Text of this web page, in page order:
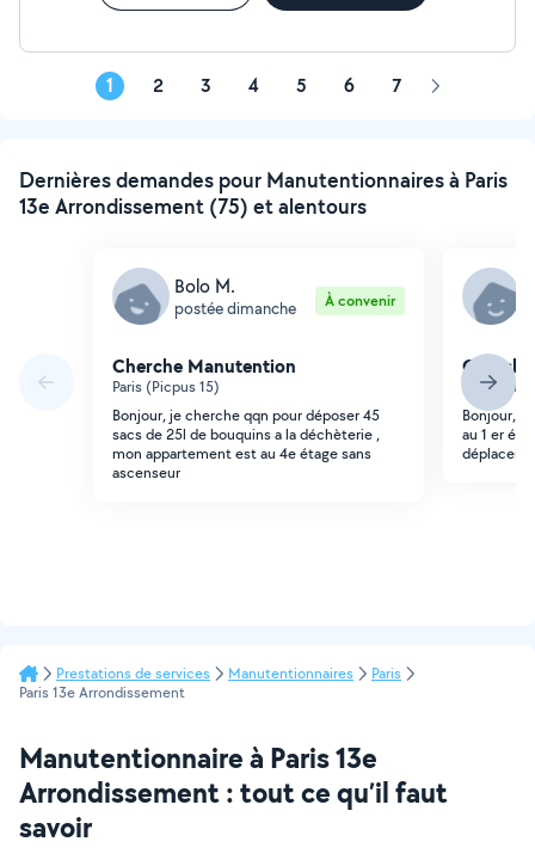
1 2 3 4 5 6 7 Page
Dernières demandes pour Manutentionnaires à Paris
13e Arrondissement (75) et alentours
Bolo M.
postée dimanche À convenir
Cherche Manutention
Paris (Picpus 15)
Bonjour, je cherche qqn pour déposer 45
sacs de 25l de bouquins a la déchèterie ,
mon appartement est au 4e étage sans
ascenseur
Paris
Bonjour, j
au 1 er
déplacer
Prestations de services Manutentionnaires
Paris
Paris 13e Arrondissement
Manutentionnaire à Paris 13e
Arrondissement : tout ce qu’il faut
savoir